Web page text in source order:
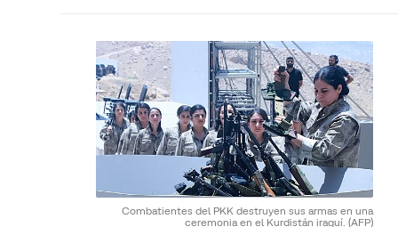
Combatientes del PKK destruyen sus armas en una
ceremonia en el Kurdistán iraquí. (AFP)